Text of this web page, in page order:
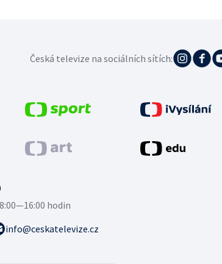
8:00—16:00 hodin
info@ceskatelevize.cz
Česká televize na sociálních sítích: